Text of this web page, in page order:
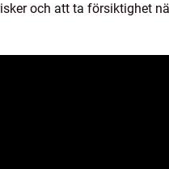
och att ta försiktighet